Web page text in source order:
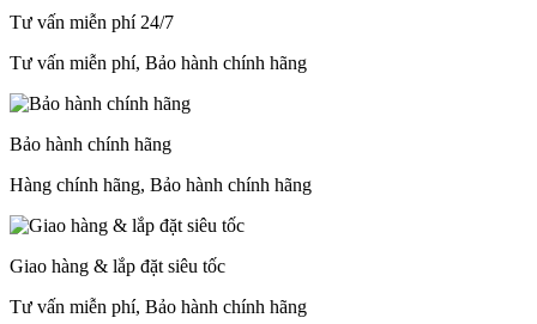
Tư vấn miễn phí 24/7
Tư vấn miễn phí, Bảo hành chính hãng
Bảo hành chính hãng
Hàng chính hãng, Bảo hành chính hãng
Giao hàng & lắp đặt siêu tốc
Tư vấn miễn phí, Bảo hành chính hãng